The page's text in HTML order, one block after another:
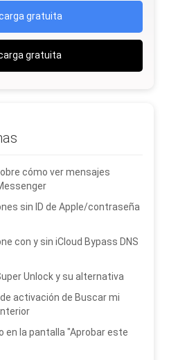
gratuita
gratuita
cómo ver mensajes
sin ID de Apple/contraseña
con y sin iCloud Bypass DNS
Unlock y su alternativa
activación de Buscar mi
en la pantalla "Aprobar este